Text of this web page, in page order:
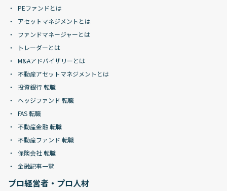
PEファンドとは
アセットマネジメントとは
ファンドマネージャーとは
トレーダーとは
M&Aアドバイザリーとは
不動産アセットマネジメントとは
投資銀行 転職
ヘッジファンド 転職
FAS 転職
不動産金融 転職
不動産ファンド 転職
保険会社 転職
金融記事一覧
プロ経営者・プロ人材